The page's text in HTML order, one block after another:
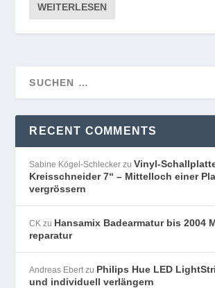
WEITERLESEN
RECENT COMMENTS
Sabine Kögel-Schlecker zuVinyl-
Kreisschneider 7“ – Mittelloch einer
vergrössern
CK zu Hansamix Badearmatur bis 2004
reparatur
Andreas Ebert zu Philips Hue LED
und individuell verlängern